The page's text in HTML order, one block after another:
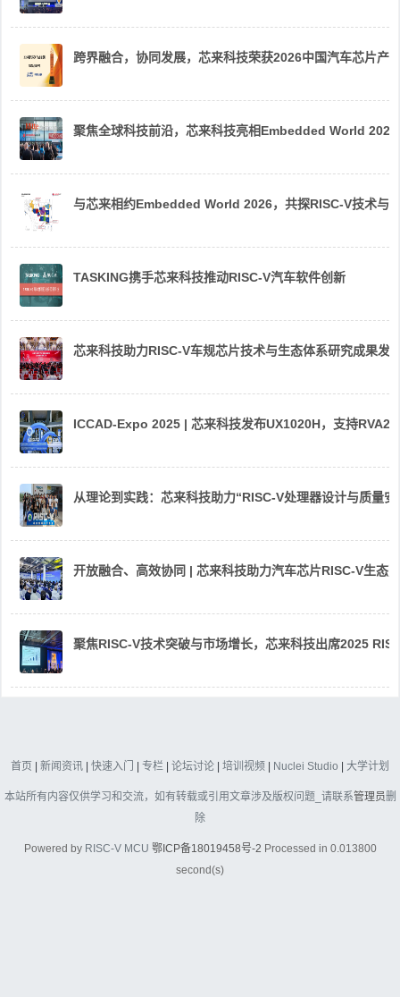
跨界融合，协同发展，芯来科技荣获2026中国汽车芯片产
聚焦全球科技前沿，芯来科技亮相Embedded World 2026
与芯来相约Embedded World 2026，共探RISC-V技术与
TASKING携手芯来科技推动RISC-V汽车软件创新
芯来科技助力RISC-V车规芯片技术与生态体系研究成果发
ICCAD-Expo 2025 | 芯来科技发布UX1020H，支持
从理论到实践：芯来科技助力“RISC-V处理器设计与质量
开放融合、高效协同 | 芯来科技助力汽车芯片RISC-V生态
聚焦RISC-V技术突破与市场增长，芯来科技出席2025
首页 | 新闻资讯 | 快速入门 | 专栏 | 论坛讨论 | 培训视频 | Nuclei Studio | 大学计划
本站所有内容仅供学习和交流，如有转载或引用文章涉及版权问题_请联系管理员删
除
Powered by RISC-V MCU 鄂ICP备18019458号-2 Processed in 0.013800
second(s)